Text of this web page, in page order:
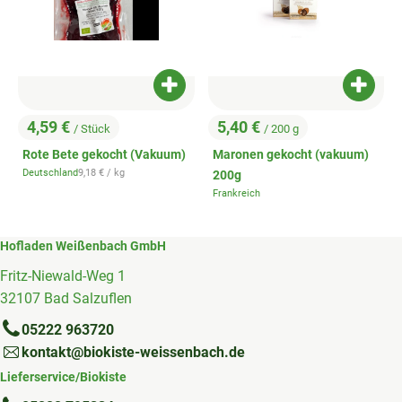
, Preis:
4,59 € / Stück
Rote Bete gekocht (Vakuum)
, Herkunft:
Deutschland, Referenzpreis:
9,18 € / kg
Produkt zum Warenkorb hinzufügen
, Preis:
5,40 € / 200 g
Maronen gekocht (vakuum)
200g
, Herkunft:
Frankreich
Hofladen Weißenbach GmbH
Fritz-Niewald-Weg 1
32107 Bad Salzuflen
05222 963720
kontakt@biokiste-weissenbach.de
Lieferservice/Biokiste